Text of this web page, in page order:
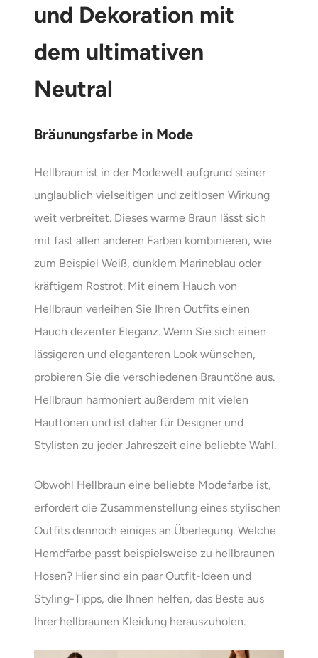
und Dekoration mit
dem ultimativen
Neutral
Bräunungsfarbe in Mode
Hellbraun ist in der Modewelt aufgrund seiner
unglaublich vielseitigen und zeitlosen Wirkung
weit verbreitet. Dieses warme Braun lässt sich
mit fast allen anderen Farben kombinieren, wie
zum Beispiel Weiß, dunklem Marineblau oder
kräftigem Rostrot. Mit einem Hauch von
Hellbraun verleihen Sie Ihren Outfits einen
Hauch dezenter Eleganz. Wenn Sie sich einen
lässigeren und eleganteren Look wünschen,
probieren Sie die verschiedenen Brauntöne aus.
Hellbraun harmoniert außerdem mit vielen
Hauttönen und ist daher für Designer und
Stylisten zu jeder Jahreszeit eine beliebte Wahl.
Obwohl Hellbraun eine beliebte Modefarbe ist,
erfordert die Zusammenstellung eines stylischen
Outfits dennoch einiges an Überlegung. Welche
Hemdfarbe passt beispielsweise zu hellbraunen
Hosen? Hier sind ein paar Outfit-Ideen und
Styling-Tipps, die Ihnen helfen, das Beste aus
Ihrer hellbraunen Kleidung herauszuholen.